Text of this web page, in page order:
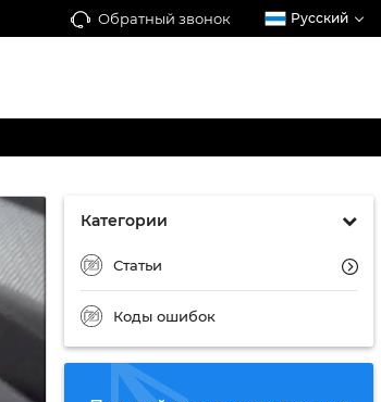
Обратный звонок Русский
Категории
Статьи
Коды ошибок